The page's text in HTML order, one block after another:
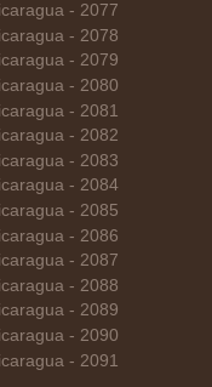
- 2077
- 2078
- 2079
- 2080
- 2081
- 2082
- 2083
- 2084
- 2085
- 2086
- 2087
- 2088
- 2089
- 2090
- 2091